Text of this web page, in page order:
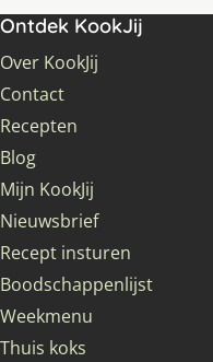
Ontdek KookJij
Over KookJij
Contact
Recepten
Blog
Mijn KookJij
Nieuwsbrief
Recept insturen
Boodschappenlijst
Weekmenu
Thuis koks